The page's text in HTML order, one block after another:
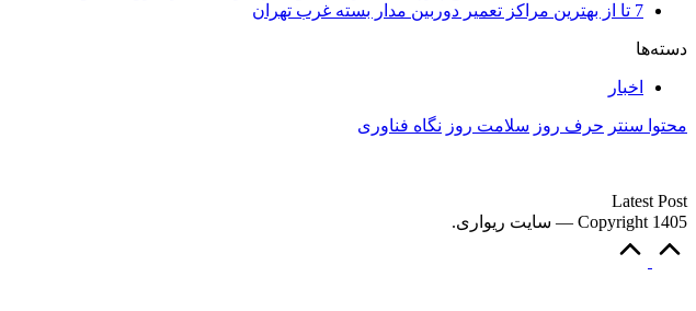
7 تا از بهترین مراکز تعمیر دوربین مدار بسته غرب تهران
دسته‌ها
اخبار
محتوا سنتر حرف روز سلامت روز نگاه فناوری
Latest Post
Copyright 1405 — سایت ریواری.